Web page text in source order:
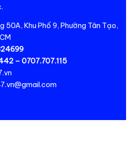
50A, Khu Phố 9, Phường Tân Tạo,
– 0707.707.115